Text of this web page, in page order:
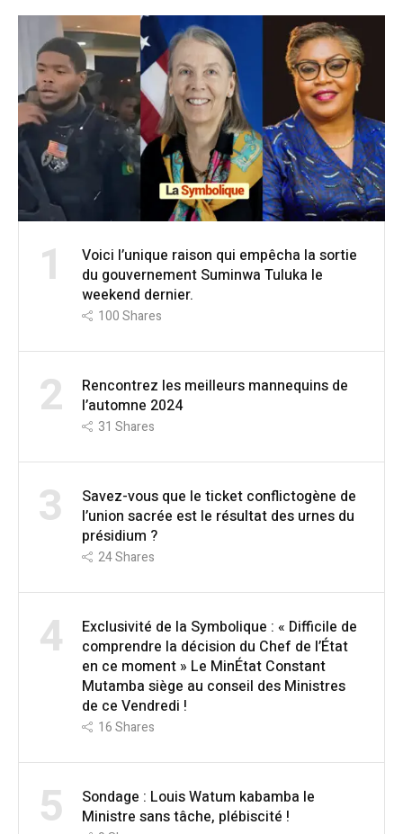
1
Voici l’unique raison qui empêcha la sortie
du gouvernement Suminwa Tuluka le
weekend dernier.
100Shares
2
Rencontrez les meilleurs mannequins de
l’automne 2024
31 Shares
3
Savez-vous que le ticket conflictogène de
l’union sacrée est le résultat des urnes du
présidium ?
24Shares
4
Exclusivité de la Symbolique : « Difficile de
comprendre la décision du Chef de l’État
en ce moment » Le MinÉtat Constant
Mutamba siège au conseil des Ministres
de ce Vendredi !
16Shares
5
Sondage : Louis Watum kabamba le
Ministre sans tâche, plébiscité !